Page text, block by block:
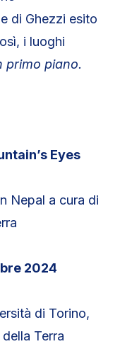
di Ghezzi esito
i luoghi
primo piano.
Eyes
Nepal a cura di
2024
di Torino,
Terra